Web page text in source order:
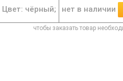
Цвет: чёрный; нет в наличии
чтобы заказать товар